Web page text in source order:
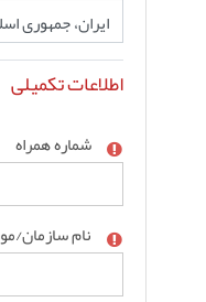
اطلاعات تکمیلی
شماره همراه
نام سازمان/